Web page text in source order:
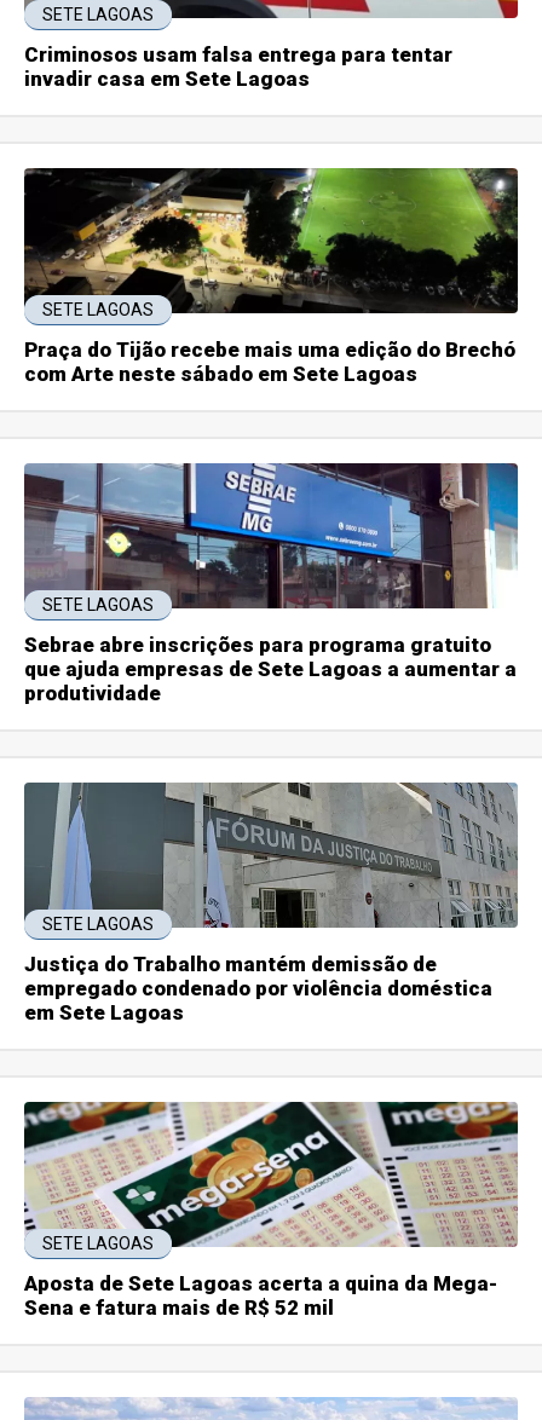
SETE LAGOAS
Criminosos usam falsa entrega para tentar
invadir casa em Sete Lagoas
SETE LAGOAS
Praça do Tijão recebe mais uma edição do Brechó
com Arte neste sábado em Sete Lagoas
SETE LAGOAS
Sebrae abre inscrições para programa gratuito
que ajuda empresas de Sete Lagoas a aumentar a
produtividade
SETE LAGOAS
Justiça do Trabalho mantém demissão de
empregado condenado por violência doméstica
em Sete Lagoas
SETE LAGOAS
Aposta de Sete Lagoas acerta a quina da Mega-
Sena e fatura mais de R$ 52 mil